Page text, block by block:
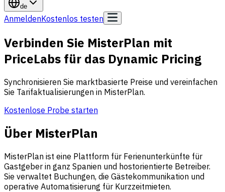
de
AnmeldenKostenlos testen
Verbinden Sie MisterPlan mit
PriceLabs für das Dynamic Pricing
Synchronisieren Sie marktbasierte Preise und vereinfachen
Sie Tarifaktualisierungen in MisterPlan.
Kostenlose Probe starten
Über MisterPlan
MisterPlan ist eine Plattform für Ferienunterkünfte für
Gastgeber in ganz Spanien und hostorientierte Betreiber.
Sie verwaltet Buchungen, die Gästekommunikation und
operative Automatisierung für Kurzzeitmieten.